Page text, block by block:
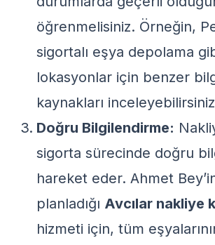
öğrenmelisiniz. Örneğin,
sigortalı eşya depolama
lokasyonlar için benzer
kaynakları
Doğru Bilgilendirme:
sigorta sürecinde doğru
hareket eder. Ahmet
planladığı Avcılar nakliye
hizmeti için, tüm